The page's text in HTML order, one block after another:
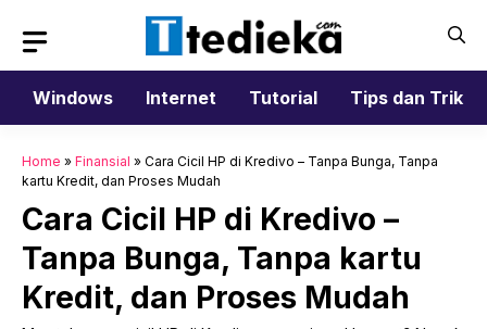
isi
Windows
Internet Tutorial Tips dan Trik
Home » Finansial » Cara Cicil HP di Kredivo – Tanpa Bunga, Tanpa
kartu Kredit, dan Proses Mudah
Cara Cicil HP di Kredivo –
Tanpa Bunga, Tanpa kartu
Kredit, dan Proses Mudah